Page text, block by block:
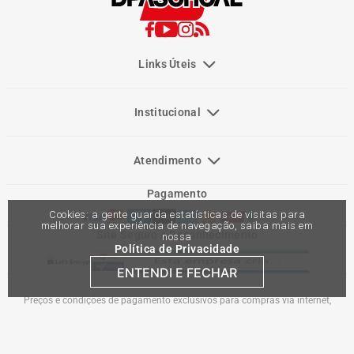
Cookies: a gente guarda estatísticas de visitas para
melhorar sua experiência de navegação, saiba mais em
nossa
Política de Privacidade
ENTENDI E FECHAR
Links Úteis
Institucional
Atendimento
Pagamento
Site Seguro e Reconhecimento
Preços e condições de pagamento exclusivos para compras via internet,